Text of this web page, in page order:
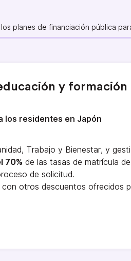
planes de financiación pública
y formación
los residentes en Japón
Trabajo y Bienestar, y
70% de las tasas de matrícula
de solicitud.
otros descuentos ofrecidos